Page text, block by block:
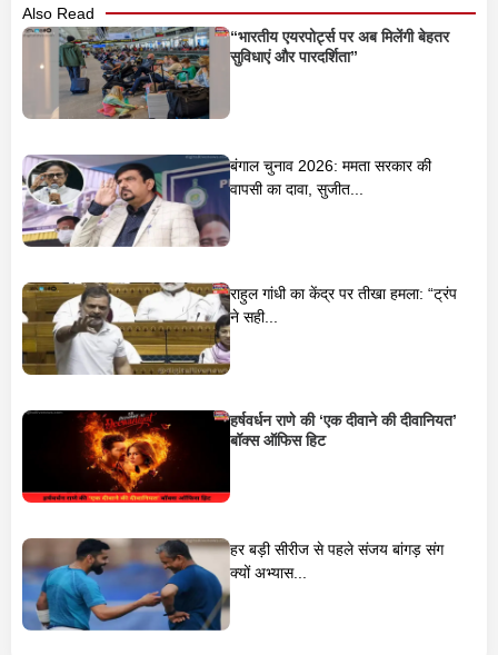
Also Read
“भारतीय एयरपोर्ट्स पर अब मिलेंगी बेहतर
सुविधाएं और पारदर्शिता”
बंगाल चुनाव 2026: ममता सरकार की
वापसी का दावा, सुजीत...
राहुल गांधी का केंद्र पर तीखा हमला: “ट्रंप
ने सही...
हर्षवर्धन राणे की ‘एक दीवाने की दीवानियत’
बॉक्स ऑफिस हिट
हर बड़ी सीरीज से पहले संजय बांगड़ संग
क्यों अभ्यास...